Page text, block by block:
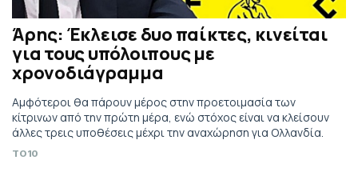
Άρης: Έκλεισε δυο παίκτες, κινείται
για τους υπόλοιπους με
χρονοδιάγραμμα
Αμφότεροι θα πάρουν μέρος στην προετοιμασία των
κίτρινων από την πρώτη μέρα, ενώ στόχος είναι να κλείσουν
άλλες τρεις υποθέσεις μέχρι την αναχώρηση για Ολλανδία.
TO10